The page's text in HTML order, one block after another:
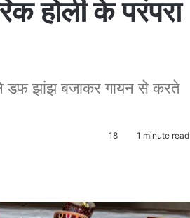
होली के परंपरा
डफ झांझ बजाकर गायन से करते
18 1 minute read